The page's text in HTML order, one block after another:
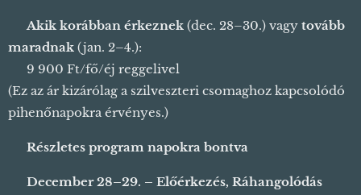
🌙Akik korábban érkeznek (dec. 28–30.) vagy tovább
maradnak (jan. 2–4.):
👉 9 900 Ft/fő/éj reggelivel ☕
(Ez az ár kizárólag a szilveszteri csomaghoz kapcsolódó
pihenőnapokra érvényes.)
Részletes program napokra bontva
December 28–29. – Előérkezés, Ráhangolódás